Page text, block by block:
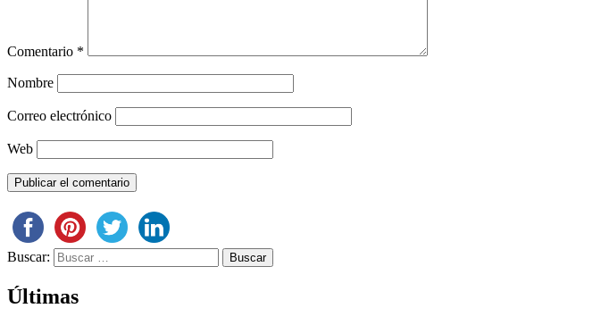
Comentario *
Nombre
Correo electrónico
Web
Buscar:
Últimas